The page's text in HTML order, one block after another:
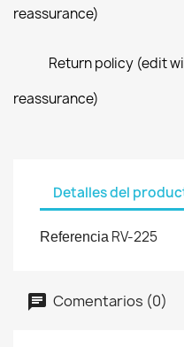
reassurance)
Return policy (edit
reassurance)
Detalles del
Referencia RV-225
Comentarios (0)